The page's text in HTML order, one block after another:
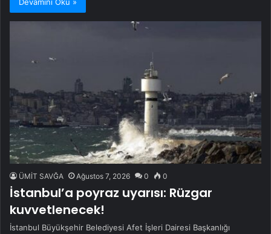
Devamını Oku »
ÜMİT SAVĞA Ağustos 7, 2026 0 0
İstanbul’a poyraz uyarısı: Rüzgar
kuvvetlenecek!
İstanbul Büyükşehir Belediyesi Afet İşleri Dairesi Başkanlığı